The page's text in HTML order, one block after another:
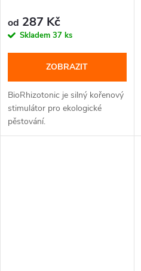
od 287 Kč
Skladem 37 ks
ZOBRAZIT
BioRhizotonic je silný kořenový
stimulátor pro ekologické
pěstování.